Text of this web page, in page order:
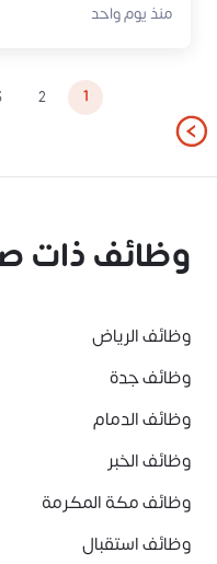
منذ يوم واحد
1
2
وظائف ذات
وظائف الرياض
وظائف جدة
وظائف الدمام
وظائف الخبر
وظائف مكة المكرمة
وظائف استقبال